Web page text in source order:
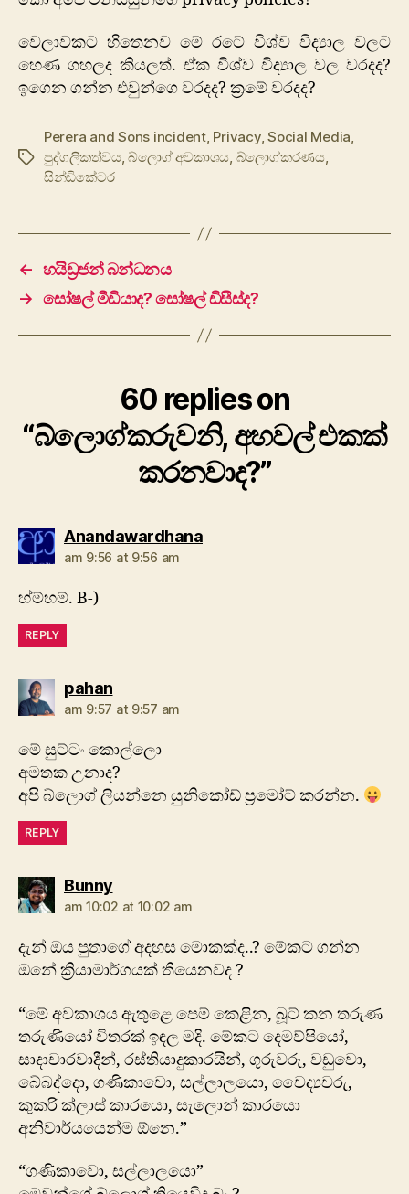
වෙලාවකට හිතෙනව මේ රටේ විශ්ව විද්‍යාල වලට
හෙණ ගහලද කියලත්. ඒක විශ්ව විද්‍යාල වල වරදද?
ඉගෙන ගන්න එවුන්ගෙ වරදද? ක්‍රමේ වරදද?
Tags
Perera and Sons incident, Privacy,Social Media,
පුද්ගලිකත්වය,බ්ලොග් අවකාශය, බ්ලොග්කරණය,
සින්ඩිකේටර
← හයිඩ්‍රජන් බන්ධනය
→ සෝෂල් මීඩියාද? සෝෂල් ඩිසීස්ද?
60 replies on
“බ්ලොග්කරුවනි, අහවල් එකක්
කරනවාද?”
Anandawardhanasays:
am 9:56 at 9:56 am
හ්ම්හම්. B-)
REPLY
pahansays:
am 9:57 at 9:57 am
මේ සුට්ටං කොල්ලො
අමතක උනාද?
අපි බ්ලොග් ලියන්නෙ යුනිකෝඩ් ප්‍රමෝට් කරන්න.
REPLY
Bunnysays:
am 10:02 at 10:02 am
දැන් ඔය පුතාගේ අදහස මොකක්ද..? මේකට ගන්න
ඔනේ ක්‍රියාමාර්ගයක් තියෙනවද ?
“මේ අවකාශය ඇතුළෙ පෙම් කෙළින, බූට් කන තරුණ
තරුණියෝ විතරක් ඉඳල මදි. මේකට දෙමව්පියෝ,
සාදාචාරවාදීන්, රස්තියාදුකාරයින්, ගුරුවරු, වඩුවො,
බේබද්දො, ගණිකාවො, සල්ලාලයො, වෛද්‍යවරු,
කුකරි ක්ලාස් කාරයො, සැලොන් කාරයො
අනිවාර්යයෙන්ම ඕනෙ.”
“ගණිකාවො, සල්ලාලයො”